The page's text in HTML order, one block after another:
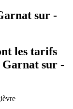
sur -
les tarifs
Garnat sur -